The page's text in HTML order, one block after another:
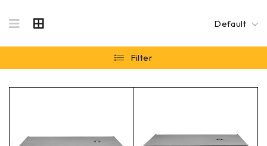
Default
Filter